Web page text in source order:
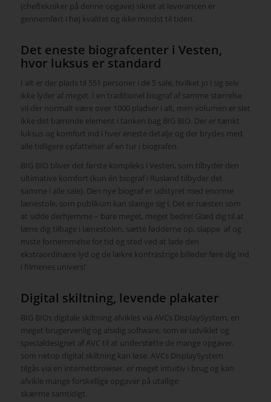
(cheftekniker på denne opgave) sikret at leverancen er
gennemført i høj kvalitet og ikke mindst til tiden.
Det eneste biografcenter i Vesten,
hvor luksus er standard
I alt er der plads til 551 personer i de 5 sale, hvilket jo i sig selv
ikke lyder af meget. I en traditionel biograf af samme størrelse
vil der normalt være over 1000 pladser i alt, men volumen er slet
ikke det bærende element i tanken bag BIG BIO. Der er tænkt
luksus og komfort ind i hver eneste detalje og der brydes med
alle tidligere opfattelser af en tur i biografen.
BIG BIO bliver det første kompleks i Vesten, som tilbyder den
ultimative komfort (kun én biograf i Rusland tilbyder det
samme i alle sale). Den nye biograf er udstyret med enorme
lænestole, som publikum kan slænge sig i. Det er næsten som
at sidde derhjemme – bare meget, meget bedre! Glæd dig til at
læne dig tilbage i lænestolen, sætte fødderne op, slappe af og
miste fornemmelse for tid og sted ved at lade den
ekstraordinære lyd og de lækre kontrastrige billeder føre dig ind
i filmenes univers!
Digital skiltning, levende plakater
BIG BIOs digitale skiltning afvikles via AVCs DisplaySystem, en
meget brugervenlig og alsidig software, som er udviklet og
specialdesignet af AVC til at understøtte de mange opgaver,
som netop digital skiltning kan løse. AVCs DisplaySystem
tilgås via en internetbrowser, er meget intuitiv i brug og kan
afvikle mange forskellige opgaver på utallige
skærme samtidigt.